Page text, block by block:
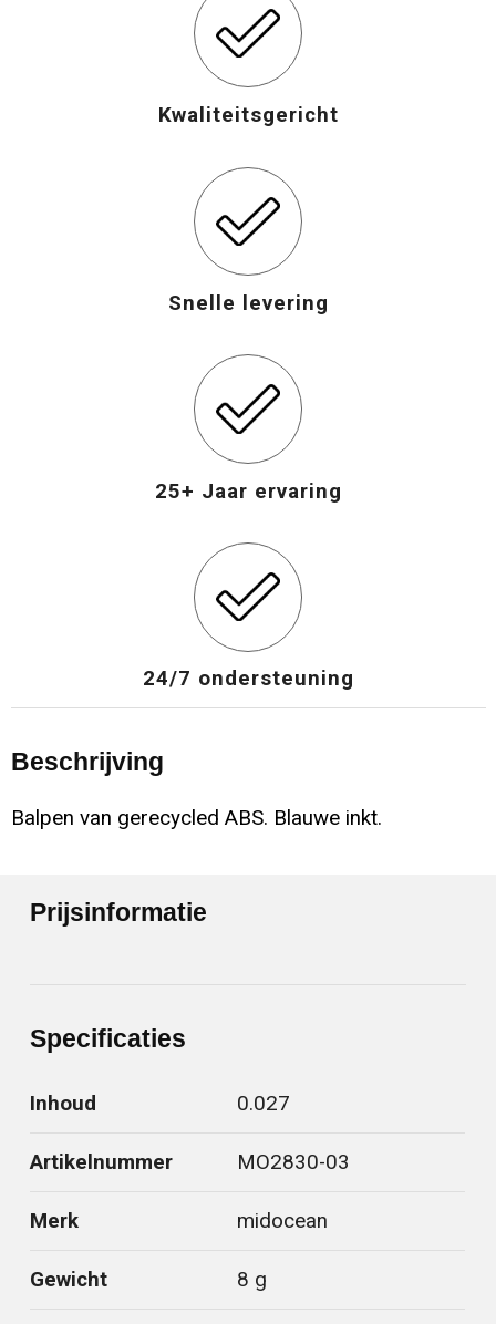
Kwaliteitsgericht
Snelle levering
25+ Jaar ervaring
24/7 ondersteuning
Beschrijving
Balpen van gerecycled ABS. Blauwe inkt.
Prijsinformatie
Specificaties
Inhoud 0.027
Artikelnummer MO2830-03
Merk midocean
Gewicht 8 g